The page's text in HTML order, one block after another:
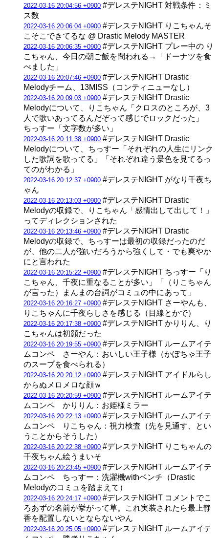
2022-03-16 20:04:56 +0900 #デレステNIGHT 対戦条件：ミ
ス数
2022-03-16 20:06:04 +0900 #デレステNIGHT りこちゃんそ
こそこできてるな @ Drastic Melody MASTER
2022-03-16 20:06:35 +0900 #デレステNIGHT プレー中の り
こちゃん、今日の朝ご飯を問われる→「ドーナツを食
べました」
2022-03-16 20:07:46 +0900 #デレステNIGHT Drastic
Melodyチーム、13MISS（コンティニューなし）
2022-03-16 20:09:03 +0900 #デレステNIGHT Drastic
Melodyについて、りこちゃん「クロスのところが、3
人で歌いあってるんだぞって感じでロックだった」
ちっすー「文字数が多い」
2022-03-16 20:11:38 +0900 #デレステNIGHT Drastic
Melodyについて、ちっすー「それぞれの人生にリンク
した歌詞を歌ってる」「それぞれ違う景色を見てるっ
てのがわかる」
2022-03-16 20:12:37 +0900 #デレステNIGHT がなり千夜ち
ゃん
2022-03-16 20:13:03 +0900 #デレステNIGHT Drastic
Melodyの収録で、りこちゃん「感情出して出して！」
ってディレクションされた
2022-03-16 20:13:46 +0900 #デレステNIGHT Drastic
Melodyの収録で、ちっすーは最初の収録だったのだ
が、他の二人が強いだろうから強くして・でも爽やか
にと言われた
2022-03-16 20:15:22 +0900 #デレステNIGHT ちっすー「り
こちゃん、千夜に重なることが多い」「（りこちゃん
が言った）まんまの台詞がコミュの中にあって」
2022-03-16 20:16:27 +0900 #デレステNIGHT さーやんも、
りこちゃんに千夜らしさを感じる（目線とかで）
2022-03-16 20:17:38 +0900 #デレステNIGHT かりりん、り
こちゃんは初顔だった
2022-03-16 20:19:55 +0900 #デレステNIGHT ルームアイテ
ムコンペ さーやん：おいしい王子様（かぼちゃ王子
のスープを食べられる）
2022-03-16 20:20:12 +0900 #デレステNIGHT アイドルらし
からぬメロメロな顔ｗ
2022-03-16 20:20:59 +0900 #デレステNIGHT ルームアイテ
ムコンペ かりりん：お姫様ミラー
2022-03-16 20:22:13 +0900 #デレステNIGHT ルームアイテ
ムコンペ りこちゃん：視力検査（先を見通す、とい
うことからそうした）
2022-03-16 20:22:38 +0900 #デレステNIGHT りこちゃんの
千夜ちゃん絵うまいそ
2022-03-16 20:23:45 +0900 #デレステNIGHT ルームアイテ
ムコンペ ちっすー：洗濯機withベンチ（Drastic
Melodyのコミュを踏まえて）
2022-03-16 20:24:17 +0900 #デレステNIGHT コメントでこ
ろあずの名前が挙がって草。これ実装されたら最上静
香を配置しないとならないやん
2022-03-16 20:25:05 +0900 #デレステNIGHT ルームアイテ